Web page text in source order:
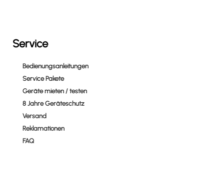
Service
Bedienungsanleitungen
Service Pakete
Geräte mieten / testen
8 Jahre Geräteschutz
Versand
Reklamationen
FAQ